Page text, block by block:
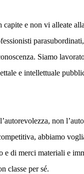
e non vi alleate
Siamo
e intellettuale
non
abbiamo
e di merci materiali e
classe per sé.